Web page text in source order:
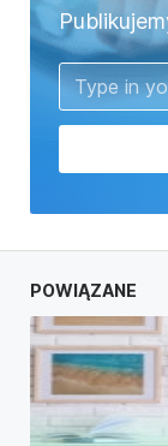
POWIĄZANE